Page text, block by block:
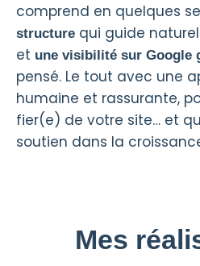
comprend en quelques
structure qui guide
et une visibilité sur Google
pensé. Le tout avec une
humaine et rassurante,
fier(e) de votre site… et
soutien dans la
Mes